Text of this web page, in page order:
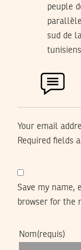
peuple
sud de
Your email
Required fields
Save my name,
browser for the
Nom(requis)